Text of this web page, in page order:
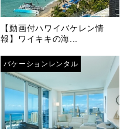
【動画付ハワイバケレン情
報】ワイキキの海...
バケーションレンタル